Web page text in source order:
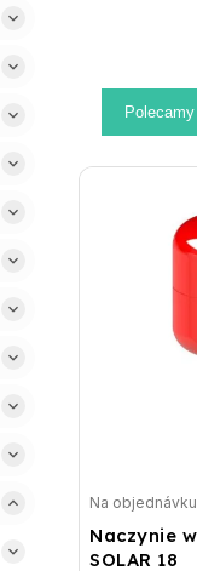
Polecamy
Naczynie
SOLAR 18
Na objednávku